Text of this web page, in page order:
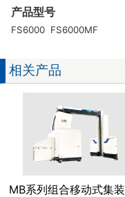
产品型号
FS6000 FS6000MF
相关产品